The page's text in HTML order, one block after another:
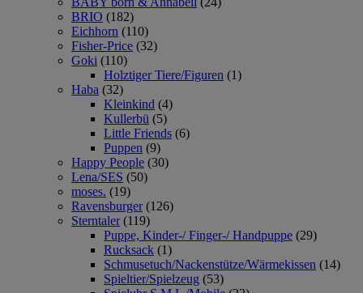
BRIO (182)
Eichhorn (110)
Fisher-Price (32)
Goki (110)
Holztiger Tiere/Figuren (1)
Haba (32)
Kleinkind (4)
Kullerbü (5)
Little Friends (6)
Puppen (9)
Happy People (30)
Lena/SES (50)
moses. (19)
Ravensburger (126)
Sterntaler (119)
Puppe, Kinder-/ Finger-/ Handpuppe (29)
Rucksack (1)
Schmusetuch/Nackenstütze/Wärmekissen (14)
Spieltier/Spielzeug (53)